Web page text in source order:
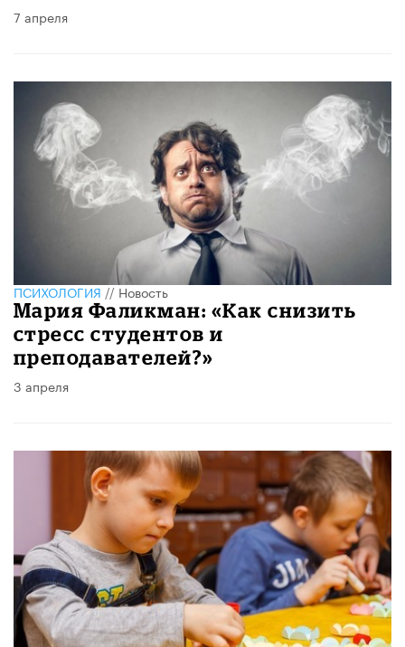
7 апреля
ПСИХОЛОГИЯ//Новость
Мария Фаликман: «Как снизить
стресс студентов и
преподавателей?»
3 апреля